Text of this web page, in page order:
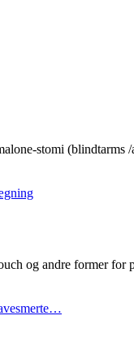
stomi (blindtarms
og andre former for